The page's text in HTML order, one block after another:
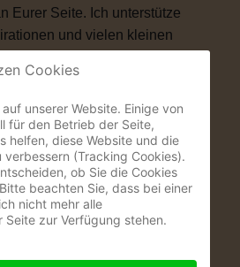
Eurer Seite. Ich unterstütze
und vielen kleinen
ich Eure Zeremonie mit
Elementen. Als
und Sänger entstehen
Gäste garantiert nicht
Trauung?
Cookies
unserer Website. Einige von
für den Betrieb der Seite,
helfen, diese Website und die
(Tracking Cookies).
ob Sie die Cookies
beachten Sie, dass bei einer
nicht mehr alle
Seite zur Verfügung stehen.